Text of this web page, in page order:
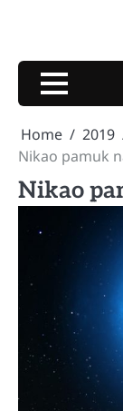
Home 2019
Nikao pamuk
Nikao